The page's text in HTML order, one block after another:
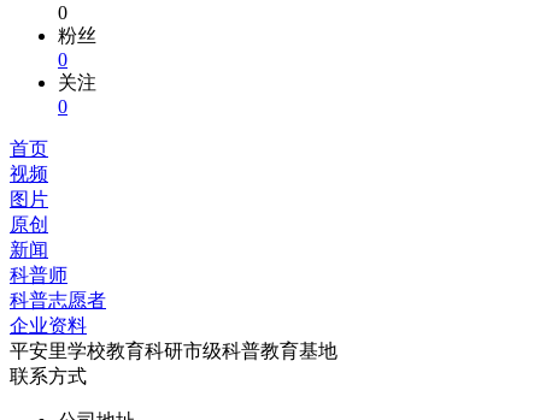
0
粉丝
0
关注
0
首页
视频
图片
原创
新闻
科普师
科普志愿者
企业资料
平安里学校教育科研市级科普教育基地
联系方式